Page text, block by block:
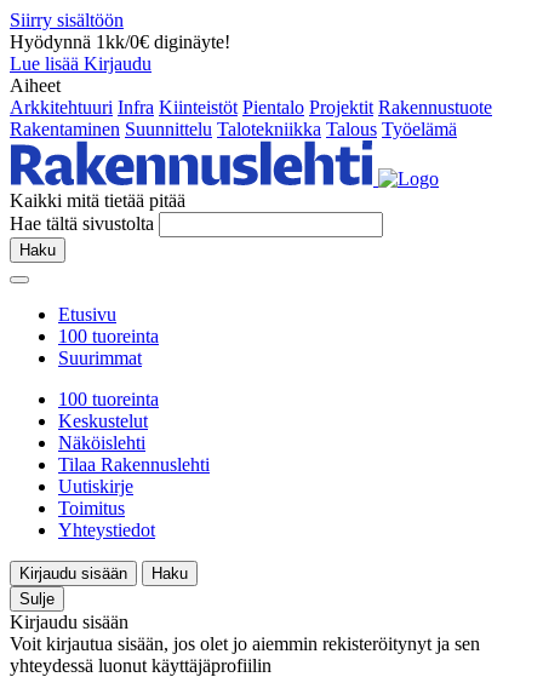
Siirry sisältöön
Hyödynnä 1kk/0€ diginäyte!
Lue lisää Kirjaudu
Aiheet
Arkkitehtuuri Infra Kiinteistöt Pientalo Projektit Rakennustuote
Rakentaminen Suunnittelu Talotekniikka Talous Työelämä
Kaikki mitä tietää pitää
Hae tältä sivustolta
Haku
Etusivu
100 tuoreinta
Suurimmat
100 tuoreinta
Keskustelut
Näköislehti
Tilaa Rakennuslehti
Uutiskirje
Toimitus
Yhteystiedot
Kirjaudu sisään
Haku
Sulje
Kirjaudu sisään
Voit kirjautua sisään, jos olet jo aiemmin rekisteröitynyt ja sen
yhteydessä luonut käyttäjäprofiilin